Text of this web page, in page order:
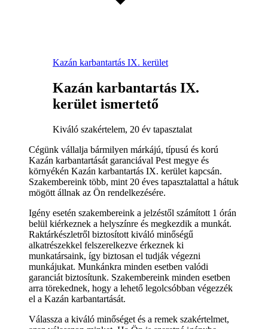
Kazán karbantartás IX. kerület
Kazán karbantartás IX.
kerület ismertető
Kiváló szakértelem, 20 év tapasztalat
Cégünk vállalja bármilyen márkájú, típusú és korú
Kazán karbantartását garanciával Pest megye és
környékén Kazán karbantartás IX. kerület kapcsán.
Szakembereink több, mint 20 éves tapasztalattal a hátuk
mögött állnak az Ön rendelkezésére.
Igény esetén szakembereink a jelzéstől számított 1 órán
belül kiérkeznek a helyszínre és megkezdik a munkát.
Raktárkészletről biztosított kiváló minőségű
alkatrészekkel felszerelkezve érkeznek ki
munkatársaink, így biztosan el tudják végezni
munkájukat. Munkánkra minden esetben valódi
garanciát biztosítunk. Szakembereink minden esetben
arra törekednek, hogy a lehető legolcsóbban végezzék
el a Kazán karbantartását.
Válassza a kiváló minőséget és a remek szakértelmet,